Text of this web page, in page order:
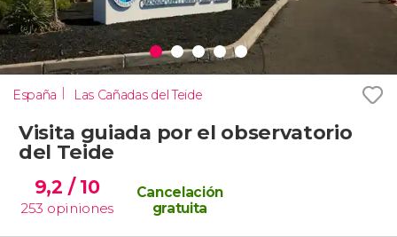
España Las Cañadas del Teide
Visita guiada por el observatorio
del Teide
9,2 / 10
253 opiniones
Cancelación
gratuita